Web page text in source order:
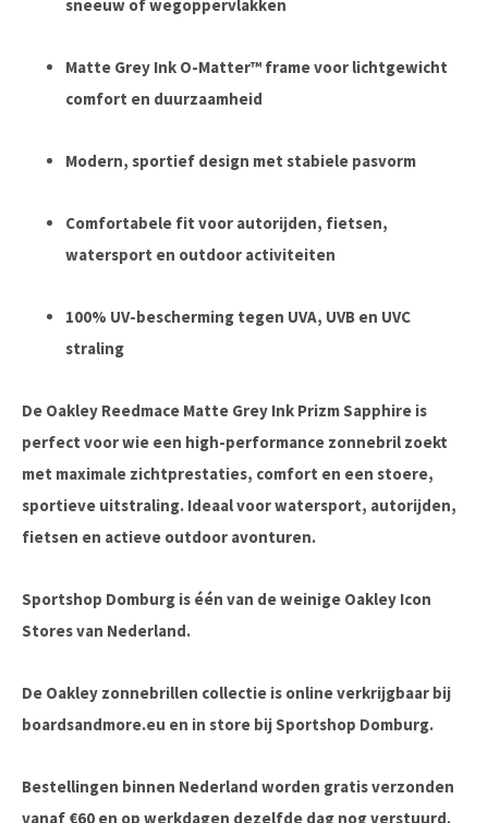
sneeuw of wegoppervlakken
Matte Grey Ink O-Matter™ frame voor lichtgewicht
comfort en duurzaamheid
Modern, sportief design met stabiele pasvorm
Comfortabele fit voor autorijden, fietsen,
watersport en outdoor activiteiten
100% UV-bescherming tegen UVA, UVB en UVC
straling
De Oakley Reedmace Matte Grey Ink Prizm Sapphire is
perfect voor wie een high-performance zonnebril zoekt
met maximale zichtprestaties, comfort en een stoere,
sportieve uitstraling. Ideaal voor watersport, autorijden,
fietsen en actieve outdoor avonturen.
Sportshop Domburg is één van de weinige Oakley Icon
Stores van Nederland.
De Oakley zonnebrillen collectie is online verkrijgbaar bij
boardsandmore.eu en in store bij Sportshop Domburg.
Bestellingen binnen Nederland worden gratis verzonden
vanaf €60 en op werkdagen dezelfde dag nog verstuurd.